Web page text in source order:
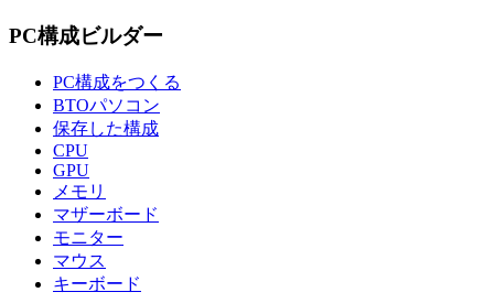
PC構成ビルダー
PC構成をつくる
BTOパソコン
保存した構成
CPU
GPU
メモリ
マザーボード
モニター
マウス
キーボード